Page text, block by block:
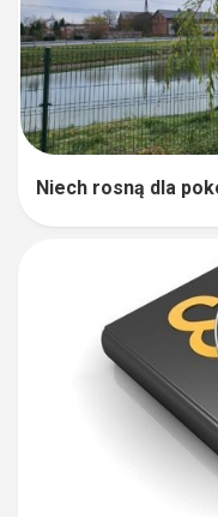
Niech rosną dla